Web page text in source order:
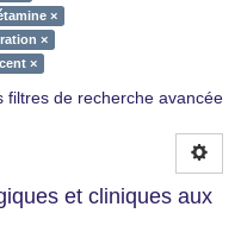
×
×
×
filtres de recherche avancée
et cliniques aux